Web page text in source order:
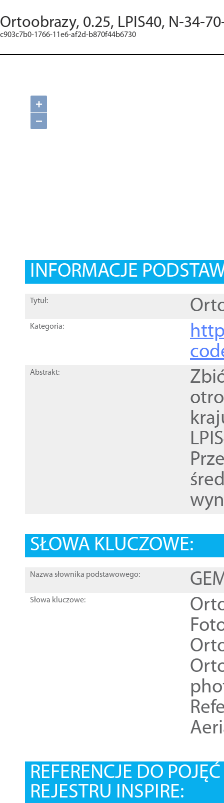
Ortoobrazy, 0.25, LPIS40, N-34-
c903c7b0-1766-11e6-af2d-b870f44b6730
+
−
INFORMACJE
Tytuł:
Kategoria:
Abstrakt:
SŁOWA KLUCZOWE:
Nazwa słownika podstawowego:
Słowa kluczowe:
REFERENCJE DO
REJESTRU INSPIRE: